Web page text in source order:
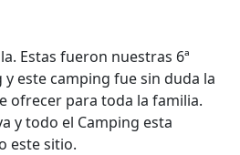
Estas fueron nuestras 6ª
este camping fue sin duda la
ofrecer para toda la familia.
y todo el Camping esta
este sitio.